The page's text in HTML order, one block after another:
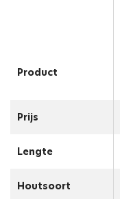
Product
Prijs
Lengte
Houtsoort